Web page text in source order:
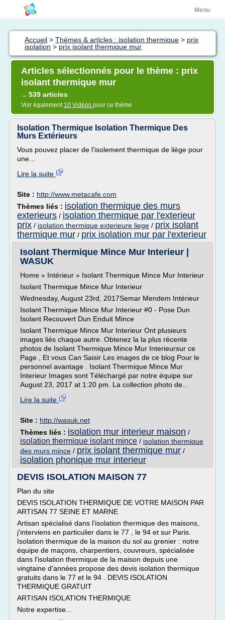
Menu
Accueil > Thèmes & articles : isolation thermique > prix
isolation > prix isolant thermique mur
Articles sélectionnés pour le thème : prix
isolant thermique mur
→ 539 articles
Voir également 10 Vidéos pour ce thème
Isolation Thermique Isolation Thermique Des
Murs Extérieurs
Vous pouvez placer de l'isolement thermique de liège pour
une...
Lire la suite
Site : http://www.metacafe.com
Thèmes liés : isolation thermique des murs
exterieurs / isolation thermique par l'exterieur
prix / isolation thermique exterieure liege / prix isolant
thermique mur / prix isolation mur par l'exterieur
Isolant Thermique Mince Mur Interieur |
WASUK
Home » Intérieur » Isolant Thermique Mince Mur Interieur
Isolant Thermique Mince Mur Interieur
Wednesday, August 23rd, 2017Semar Mendem Intérieur
Isolant Thermique Mince Mur Interieur #0 - Pose Dun
Isolant Recouvert Dun Enduit Mince
Isolant Thermique Mince Mur Interieur Ont plusieurs
images liés chaque autre. Obtenez la la plus récente
photos de Isolant Thermique Mince Mur Interieursur ce
Page , Et vous Can Saisir Les images de ce blog Pour le
personnel avantage . Isolant Thermique Mince Mur
Interieur Images sont Téléchargé par notre équipe sur
August 23, 2017 at 1:20 pm. La collection photo de...
Lire la suite
Site : http://wasuk.net
Thèmes liés : isolation mur interieur maison /
isolation thermique isolant mince / isolation thermique
des murs mince / prix isolant thermique mur /
isolation phonique mur interieur
DEVIS ISOLATION MAISON 77
Plan du site
DEVIS ISOLATION THERMIQUE DE VOTRE MAISON PAR
ARTISAN 77 SEINE ET MARNE
Artisan spécialisé dans l'isolation thermique des maisons,
j'interviens en particulier dans le 77 , le 94 et sur Paris.
Isolation thermique de la maison du sol au grenier : notre
équipe de maçons, charpentiers, couvreurs, spécialisée
dans l'isolation thermique de la maison depuis une
vingtaine d'années propose des devis isolation thermique
gratuits dans le 77 et le 94 . DEVIS ISOLATION
THERMIQUE GRATUIT
ARTISAN ISOLATION THERMIQUE
Notre expertise...